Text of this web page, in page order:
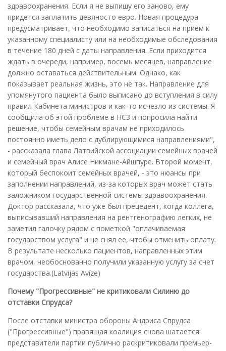
здравоохранения. Если я не выпишу его заново, ему
придется заплатить девяносто евро. Новая процедура
предусматривает, что необходимо записаться на прием к
указанному специалисту или на необходимые обследования
в течение 180 дней с даты направления. Если приходится
ждать в очереди, например, восемь месяцев, направление
должно оставаться действительным. Однако, как
показывает реальная жизнь, это не так. Направление для
упомянутого пациента было выписано до вступления в силу
правил Кабинета министров и как-то исчезло из системы. Я
сообщила об этой проблеме в НСЗ и попросила найти
решение, чтобы семейным врачам не приходилось
постоянно иметь дело с дублирующимися направлениями",
- рассказала глава Латвийской ассоциации семейных врачей
и семейный врач Алисе Никмане-Айшпуре. Второй момент,
который беспокоит семейных врачей, - это нюансы при
заполнении направлений, из-за которых врач может стать
заложником государственной системы здравоохранения.
Доктор рассказала, что уже был прецедент, когда коллега,
выписывавший направления на рентгенографию легких, не
заметил галочку рядом с пометкой "оплачиваемая
государством услуга" и не снял ее, чтобы отменить оплату.
В результате несколько пациентов, направленных этим
врачом, необоснованно получили указанную услугу за счет
государства.(Latvijas Avīze)
Почему "Прогрессивные" не критиковали Силиню до
отставки Спрудса?
После отставки министра обороны Андриса Спрудса
("Прогрессивные") правящая коалиция снова шатается:
представители партии публично раскритиковали премьер-